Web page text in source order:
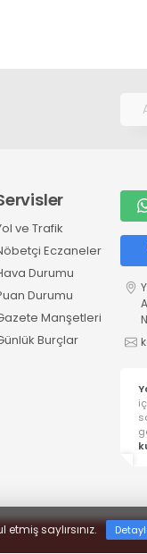
ve Trafik
Eczaneler
Durumu
Durumu
Manşetleri
Burçlar
saylırsınız.